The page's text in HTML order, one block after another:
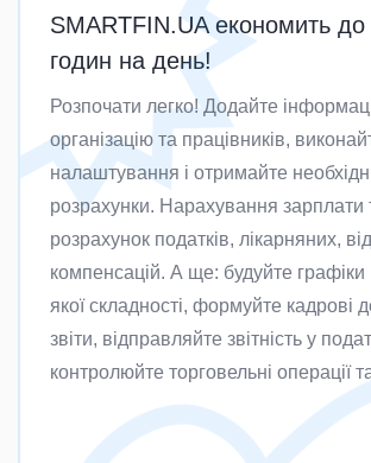
SMARTFIN.UA економить
годин на день!
Розпочати легко! Додайте
організацію та працівників,
налаштування і отримайте
розрахунки. Нарахування зарплати
розрахунок податків, лікарняних,
компенсацій. А ще: будуйте графіки
якої складності, формуйте кадрові
звіти, відправляйте звітність у
контролюйте торговельні операції